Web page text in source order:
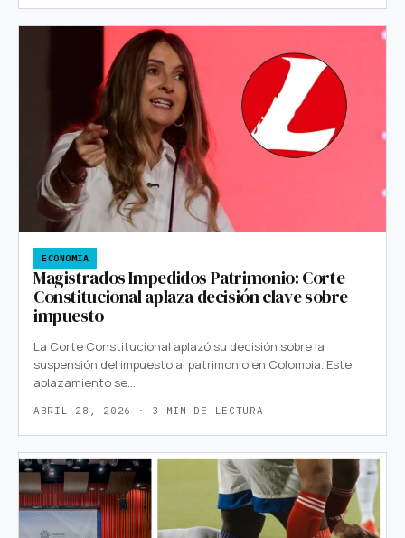
ECONOMIA
Magistrados Impedidos Patrimonio: Corte
Constitucional aplaza decisión clave sobre
impuesto
La Corte Constitucional aplazó su decisión sobre la
suspensión del impuesto al patrimonio en Colombia. Este
aplazamiento se…
ABRIL 28, 2026 · 3 MIN DE LECTURA